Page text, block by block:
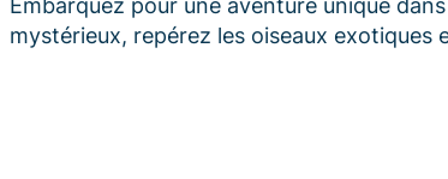
mystérieux, repérez les oiseaux exotiques